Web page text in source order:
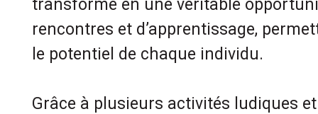
transforme en une véritable
rencontres et d’apprentissage,
le potentiel de chaque individu.
Grâce à plusieurs activités ludiques